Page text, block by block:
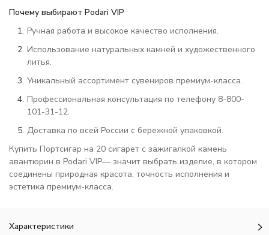
Почему выбирают Podari VIP
Ручная работа и высокое качество исполнения.
Использование натуральных камней и художественного
литья.
Уникальный ассортимент сувениров премиум-класса.
Профессиональная консультация по телефону 8-800-
101-31-12.
Доставка по всей России с бережной упаковкой.
Купить Портсигар на 20 сигарет с зажигалкой камень
авантюрин в Podari VIP— значит выбрать изделие, в котором
соединены природная красота, точность исполнения и
эстетика премиум-класса.
Характеристики